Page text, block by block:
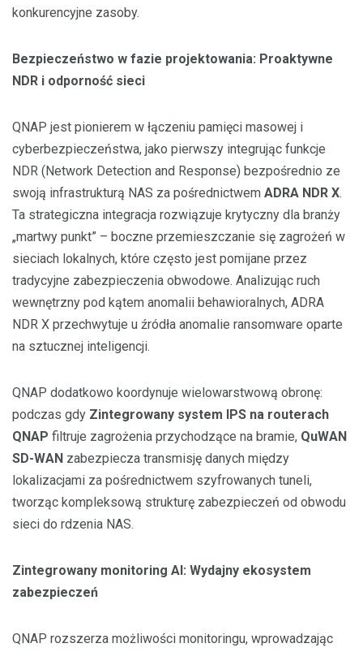
konkurencyjne zasoby.
Bezpieczeństwo w fazie projektowania: Proaktywne
NDR i odporność sieci
QNAP jest pionierem w łączeniu pamięci masowej i
cyberbezpieczeństwa, jako pierwszy integrując funkcje
NDR (Network Detection and Response) bezpośrednio ze
swoją infrastrukturą NAS za pośrednictwem ADRA NDR X.
Ta strategiczna integracja rozwiązuje krytyczny dla branży
„martwy punkt” – boczne przemieszczanie się zagrożeń w
sieciach lokalnych, które często jest pomijane przez
tradycyjne zabezpieczenia obwodowe. Analizując ruch
wewnętrzny pod kątem anomalii behawioralnych, ADRA
NDR X przechwytuje u źródła anomalie ransomware oparte
na sztucznej inteligencji.
QNAP dodatkowo koordynuje wielowarstwową obronę:
podczas gdy Zintegrowany system IPS na routerach
QNAP filtruje zagrożenia przychodzące na bramie, QuWAN
SD-WAN zabezpiecza transmisję danych między
lokalizacjami za pośrednictwem szyfrowanych tuneli,
tworząc kompleksową strukturę zabezpieczeń od obwodu
sieci do rdzenia NAS.
Zintegrowany monitoring AI: Wydajny ekosystem
zabezpieczeń
QNAP rozszerza możliwości monitoringu, wprowadzając